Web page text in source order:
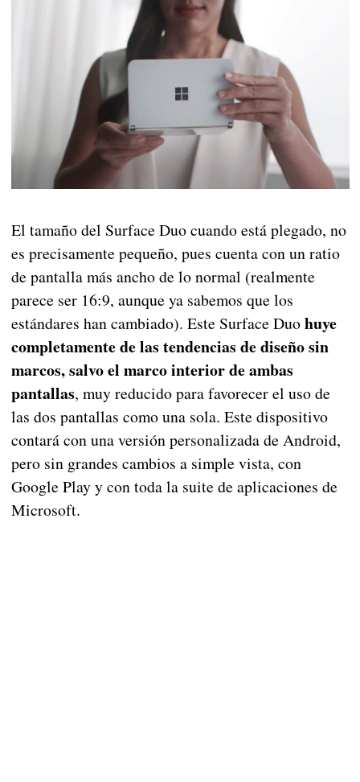
El tamaño del Surface Duo cuando está plegado, no
es precisamente pequeño, pues cuenta con un ratio
de pantalla más ancho de lo normal (realmente
parece ser 16:9, aunque ya sabemos que los
estándares han cambiado). Este Surface Duohuye
completamente de las tendencias de diseño sin
marcos, salvo el marco interior de ambas
pantallas, muy reducido para favorecer el uso de
las dos pantallas como una sola. Este dispositivo
contará con una versión personalizada de Android,
pero sin grandes cambios a simple vista, con
Google Play y con toda la suite de aplicaciones de
Microsoft.